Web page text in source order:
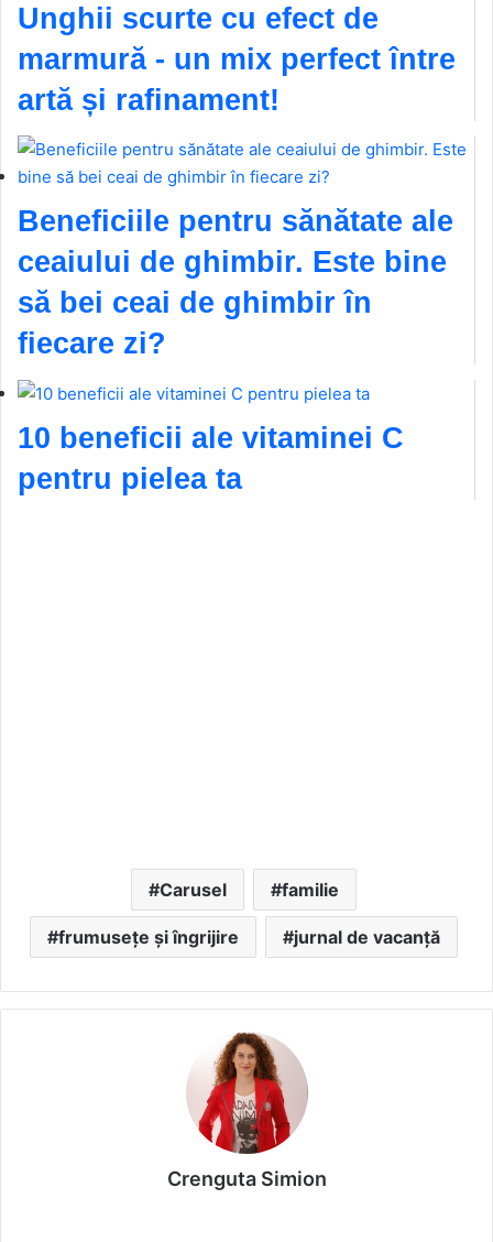
Unghii scurte cu efect de
marmură - un mix perfect între
artă și rafinament!
Beneficiile pentru sănătate ale
ceaiului de ghimbir. Este bine
să bei ceai de ghimbir în
fiecare zi?
10 beneficii ale vitaminei C
pentru pielea ta
Carusel familie
frumusețe și îngrijire jurnal de vacanță
Crenguta Simion